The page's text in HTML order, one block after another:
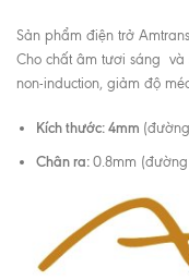
Sản phẩm điện trở
Cho chất âm tươi sáng
non-induction, giảm độ
Kích thước: 4mm
Chân ra:0.8mm